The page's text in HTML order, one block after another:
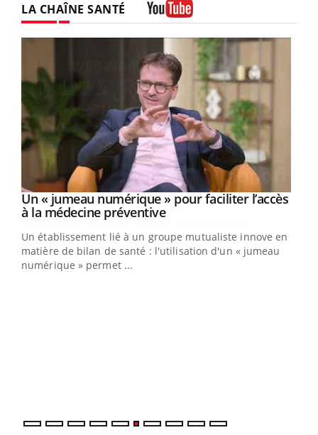
LA CHAÎNE SANTÉ
Youtube
Un « jumeau numérique » pour faciliter l’accès
à la médecine préventiveYoutube
Un établissement lié à un groupe mutualiste innove en
matière de bilan de santé : l'utilisation d'un « jumeau
numérique » permet ...